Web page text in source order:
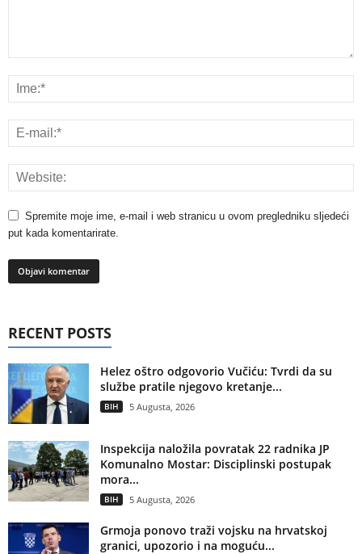
Spremite moje ime, e-mail i web stranicu u ovom pregledniku sljedeći
put kada komentarirate.
RECENT POSTS
Helez oštro odgovorio Vučiću: Tvrdi da su
službe pratile njegovo kretanje...
BIH 5 Augusta, 2026
Inspekcija naložila povratak 22 radnika JP
Komunalno Mostar: Disciplinski postupak
mora...
BIH 5 Augusta, 2026
Grmoja ponovo traži vojsku na hrvatskoj
granici, upozorio i na moguću...